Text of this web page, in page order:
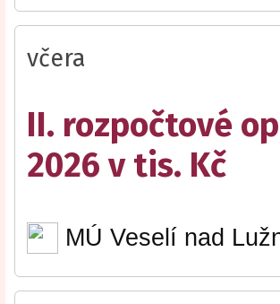
včera
II. rozpočtové
2026 v tis. Kč
MÚ Veselí nad